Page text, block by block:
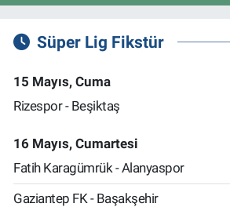
Süper Lig Fikstür
15 Mayıs, Cuma
Rizespor - Beşiktaş
16 Mayıs, Cumartesi
Fatih Karagümrük - Alanyaspor
Gaziantep FK - Başakşehir